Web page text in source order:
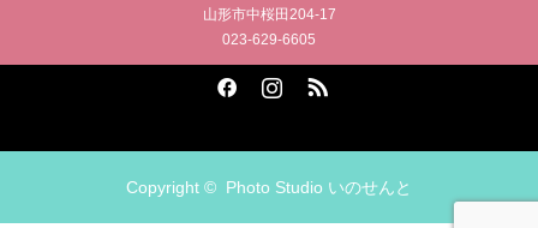
山形市中桜田204-17
023-629-6605
Copyright © Photo Studio いのせんと